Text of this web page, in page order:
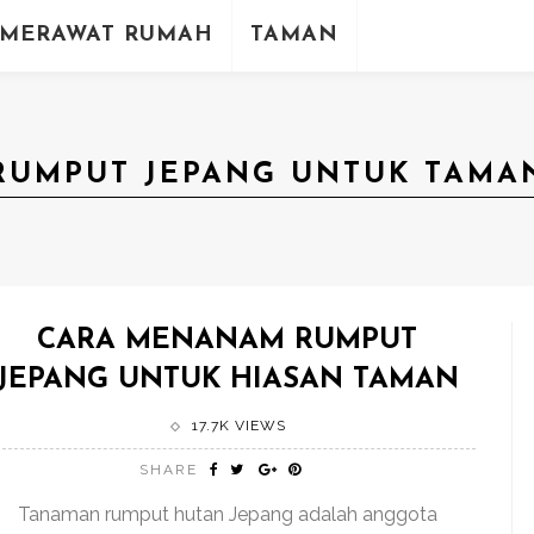
MERAWAT RUMAH TAMAN
JEPANG UNTUK
CARA MENANAM RUMPUT
UNTUK HIASAN TAMAN
17.7K VIEWS
SHARE
Tanaman rumput hutan Jepang adalah anggota